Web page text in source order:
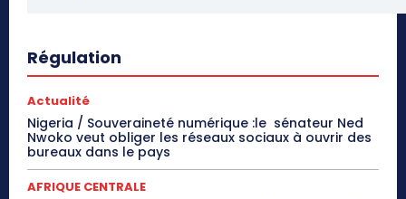
Régulation
Actualité
Nigeria / Souveraineté numérique :le sénateur Ned
Nwoko veut obliger les réseaux sociaux à ouvrir des
bureaux dans le pays
AFRIQUE CENTRALE